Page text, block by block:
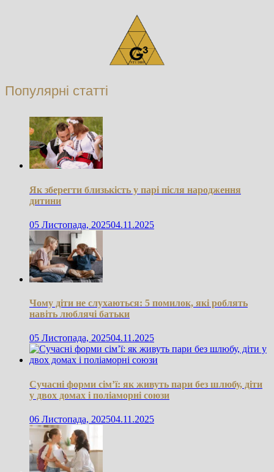
Популярні статті
Як зберегти близькість у парі після народження
дитини
05 Листопада, 202504.11.2025
Чому діти не слухаються: 5 помилок, які роблять
навіть люблячі батьки
05 Листопада, 202504.11.2025
Сучасні форми сім’ї: як живуть пари без шлюбу, діти
у двох домах і поліаморні союзи
06 Листопада, 202504.11.2025